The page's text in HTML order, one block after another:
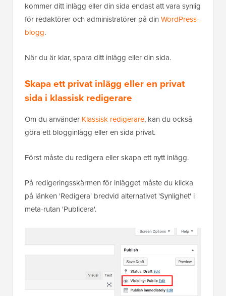
kommer ditt inlägg eller din sida endast att vara synlig
för redaktörer och administratörer på din WordPress-
blogg.
När du är klar, spara ditt inlägg eller din sida.
Skapa ett privat inlägg eller en privat
sida i klassisk redigerare
Om du använder Klassisk redigerare, kan du också
göra ett blogginlägg eller en sida privat.
Först måste du redigera eller skapa ett nytt inlägg.
På redigeringsskärmen för inlägget måste du klicka
på länken 'Redigera' bredvid alternativet 'Synlighet' i
meta-rutan 'Publicera'.